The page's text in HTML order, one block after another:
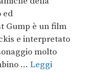
ed
Gump è un film
e interpretato
molto
… Leggi